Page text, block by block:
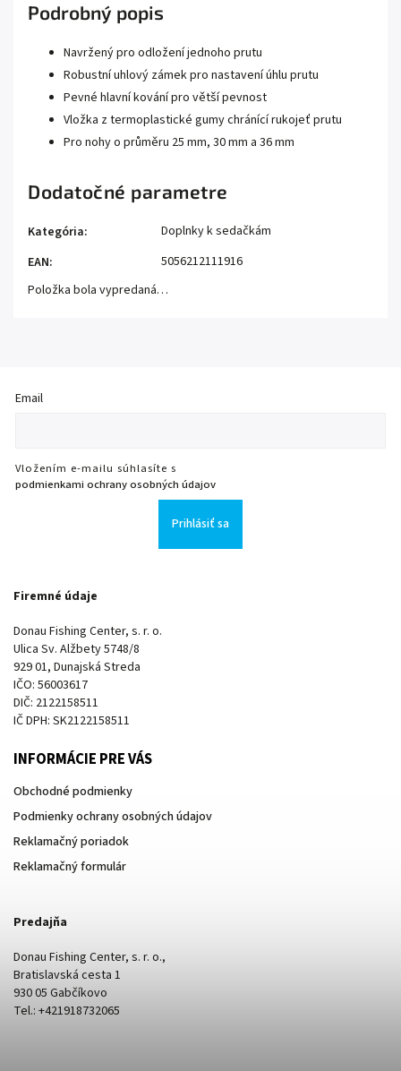
Podrobný popis
Navržený pro odložení jednoho prutu
Robustní uhlový zámek pro nastavení úhlu prutu
Pevné hlavní kování pro větší pevnost
Vložka z termoplastické gumy chránící rukojeť prutu
Pro nohy o průměru 25 mm, 30 mm a 36 mm
Dodatočné parametre
Kategória:
Doplnky k sedačkám
EAN:
5056212111916
Položka bola vypredaná…
Email
Vložením e-mailu súhlasíte s
podmienkami ochrany osobných údajov
Prihlásiť sa
Firemné údaje
Donau Fishing Center, s. r. o.
Ulica Sv. Alžbety 5748/8
929 01, Dunajská Streda
IČO: 56003617
DIČ: 2122158511
IČ DPH: SK2122158511
INFORMÁCIE PRE VÁS
Obchodné podmienky
Podmienky ochrany osobných údajov
Reklamačný poriadok
Reklamačný formulár
Predajňa
Donau Fishing Center, s. r. o.,
Bratislavská cesta 1
930 05 Gabčíkovo
Tel.: +421918732065